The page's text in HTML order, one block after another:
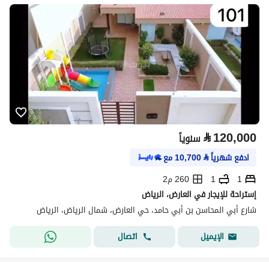
⃁120,000 سنوياً
ادفع شهرياً⃁
10,700مع
1
1
260 م2
إستراحة للإيجار في العارض، الرياض
شارع أبي المحاسن بن أبي حامد، حي العارض، شمال الرياض، الرياض
الإيميل
اتصال